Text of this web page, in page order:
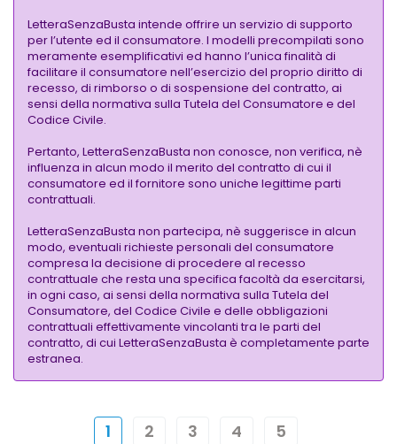
LetteraSenzaBusta intende offrire un servizio di supporto
per l’utente ed il consumatore. I modelli precompilati sono
meramente esemplificativi ed hanno l’unica finalità di
facilitare il consumatore nell’esercizio del proprio diritto di
recesso, di rimborso o di sospensione del contratto, ai
sensi della normativa sulla Tutela del Consumatore e del
Codice Civile.
Pertanto, LetteraSenzaBusta non conosce, non verifica, nè
influenza in alcun modo il merito del contratto di cui il
consumatore ed il fornitore sono uniche legittime parti
contrattuali.
LetteraSenzaBusta non partecipa, nè suggerisce in alcun
modo, eventuali richieste personali del consumatore
compresa la decisione di procedere al recesso
contrattuale che resta una specifica facoltà da esercitarsi,
in ogni caso, ai sensi della normativa sulla Tutela del
Consumatore, del Codice Civile e delle obbligazioni
contrattuali effettivamente vincolanti tra le parti del
contratto, di cui LetteraSenzaBusta è completamente parte
estranea.
1 2 3 4 5